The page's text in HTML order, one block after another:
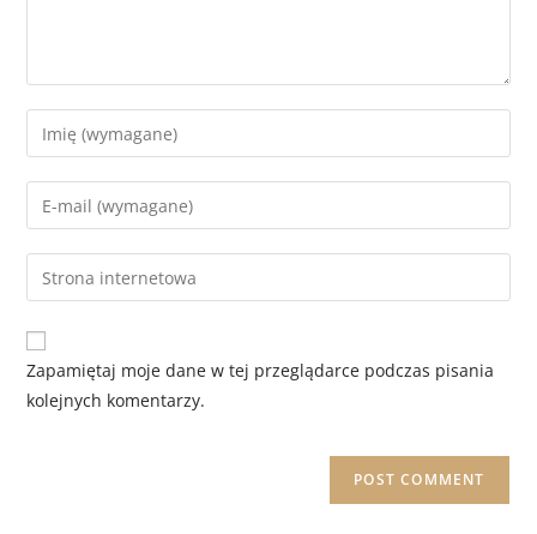
Zapamiętaj moje dane w tej przeglądarce podczas pisania
kolejnych komentarzy.